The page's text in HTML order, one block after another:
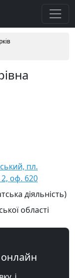
пл.
оф. 620
діяльність)
області
онлайн